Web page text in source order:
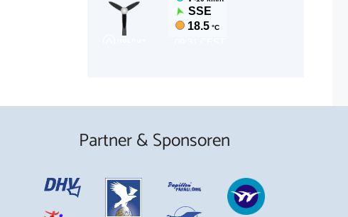
Partner & Sponsoren